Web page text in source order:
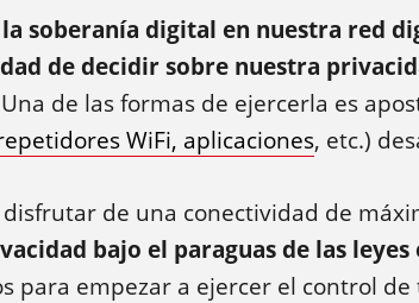
soberanía digital en nuestra red
de decidir sobre nuestra
de las formas de ejercerla es
WiFi, aplicaciones, etc.)
de una conectividad de
bajo el paraguas de las leyes
para empezar a ejercer el control de